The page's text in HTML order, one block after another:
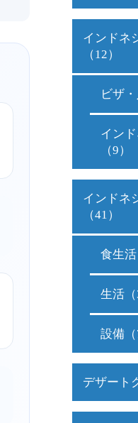
インドネ
（12）
ビザ
イン
（9）
インドネ
（41）
食生活
生活（
設備（
デザート